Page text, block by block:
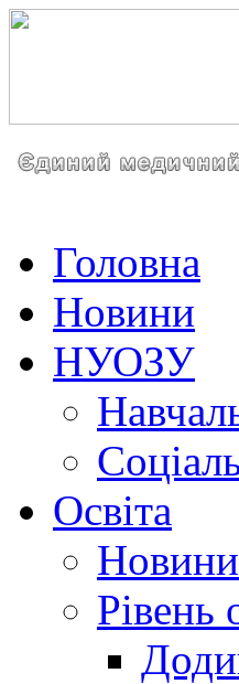
Головна
Новини
НУОЗУ
Освіта
Новини
Рівень